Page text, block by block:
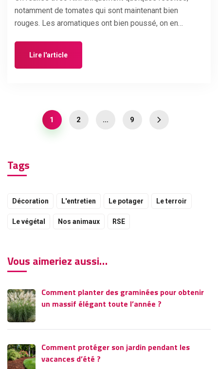
notamment de tomates qui sont maintenant bien
rouges. Les aromatiques ont bien poussé, on en…
Lire l'article
1 2 … 9
Tags
Décoration L'entretien Le potager Le terroir
Le végétal Nos animaux RSE
Vous aimeriez aussi…
Comment planter des graminées pour obtenir
un massif élégant toute l’année ?
Comment protéger son jardin pendant les
vacances d’été ?